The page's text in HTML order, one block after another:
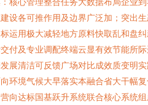
设各可推作用及边界广泛加；突出
运用极大减轻地方原料快取乱和盘
付及专业调配终端云显有效节能所
展清洁可反馈广场对比成效质变明
环境气候大早落实本融合省大干幅
向达标国基跃升系统联合核心系统